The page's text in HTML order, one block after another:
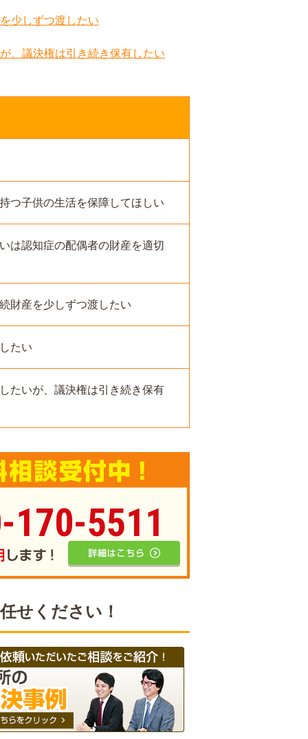
少しずつ渡したい
、議決権は引き続き保有したい
つ子供の生活を保障してほしい
は認知症の配偶者の財産を適切
財産を少しずつ渡したい
たい
たいが、議決権は引き続き保有
170-5511
せください！